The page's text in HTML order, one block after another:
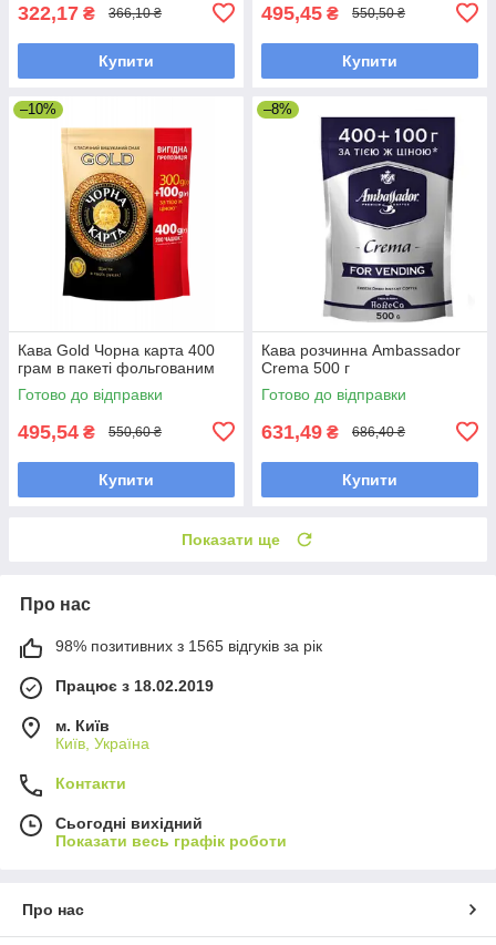
322,17 ₴ 366,10 ₴
Купити
495,45 ₴ 550,50 ₴
Купити
–10%
Кава Gold Чорна карта 400
грам в пакеті фольгованим
Готово до відправки
495,54 ₴ 550,60 ₴
Купити
–8%
Кава розчинна Ambassador
Crema 500 г
Готово до відправки
631,49 ₴ 686,40 ₴
Купити
Показати ще
Про нас
98% позитивних з 1565 відгуків за рік
Працює з 18.02.2019
м. Київ
Київ, Україна
Контакти
Сьогодні вихідний
Показати весь графік роботи
Про нас